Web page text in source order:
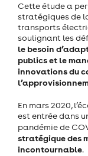
Cette étude a
stratégiques de
transports
soulignant les
le besoin
publics et le
innovations du
En mars 2020,
est entrée dans
pandémie de
stratégique des
incontournable.